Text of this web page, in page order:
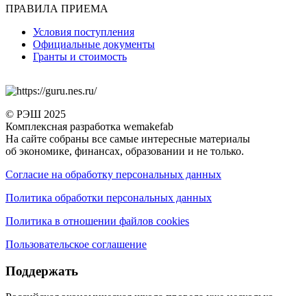
ПРАВИЛА ПРИЕМА
Условия поступления
Официальные документы
Гранты и стоимость
© РЭШ 2025
Комплексная разработка wemakefab
На сайте собраны все самые интересные материалы
об экономике, финансах, образовании и не только.
Согласие на обработку персональных данных
Политика обработки персональных данных
Политика в отношении файлов cookies
Пользовательское соглашение
Поддержать